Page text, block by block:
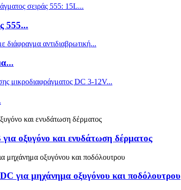
555...
οξυγόνο και ενυδάτωση δέρματος
για μηχάνημα οξυγόνου και ποδόλουτρου